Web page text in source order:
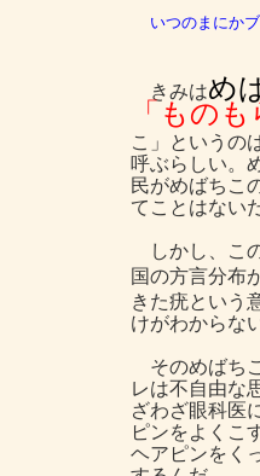
いつのまにか
きみはめ
「ものも
こ」というの
呼ぶらしい。
民がめばちこ
てことはない
しかし、こ
国の方言分布
きた疣という
けがわからな
そのめばち
レは不自由な
ざわざ眼科医
ピンをよくこ
ヘアピンをく